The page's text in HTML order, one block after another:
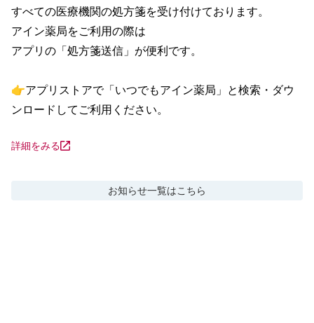
すべての医療機関の処方箋を受け付けております。
アイン薬局をご利用の際は
アプリの「処方箋送信」が便利です。
👉アプリストアで「いつでもアイン薬局」と検索・ダウ
ンロードしてご利用ください。
詳細をみる
お知らせ一覧はこちら